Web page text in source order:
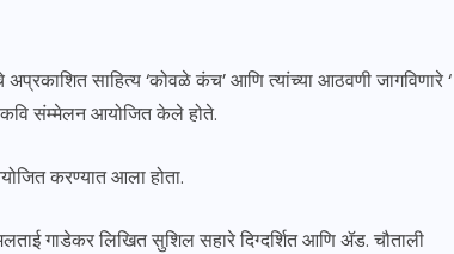
साहित्य ‘कोवळे कंच’ आणि त्यांच्या आठवणी जागविणारे ‘
कवि संम्मेलन आयोजित केले होते.
करण्यात आला होता.
गाडेकर लिखित सुशिल सहारे दिग्दर्शित आणि ॲड. चौताली